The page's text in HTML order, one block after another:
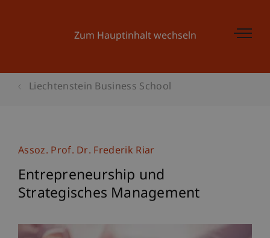
Zum Hauptinhalt wechseln
Liechtenstein Business School
Assoz. Prof. Dr. Frederik Riar
Entrepreneurship und
Strategisches Management